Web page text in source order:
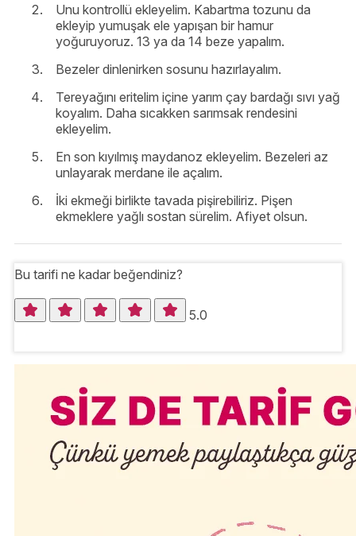
Unu kontrollü ekleyelim. Kabartma tozunu da
ekleyip yumuşak ele yapışan bir hamur
yoğuruyoruz. 13 ya da 14 beze yapalım.
Bezeler dinlenirken sosunu hazırlayalım.
Tereyağını eritelim içine yarım çay bardağı sıvı yağ
koyalım. Daha sıcakken sarımsak rendesini
ekleyelim.
En son kıyılmış maydanoz ekleyelim. Bezeleri az
unlayarak merdane ile açalım.
İki ekmeği birlikte tavada pişirebiliriz. Pişen
ekmeklere yağlı sostan sürelim. Afiyet olsun.
Bu tarifi ne kadar beğendiniz?
5.0